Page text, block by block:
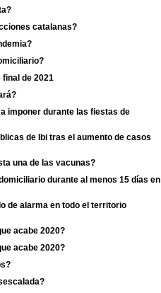
catalanas?
de 2021
imponer durante las fiestas de
de Ibi tras el aumento de casos
una de las vacunas?
durante al menos 15 días en
de alarma en todo el territorio
acabe 2020?
acabe 2020?